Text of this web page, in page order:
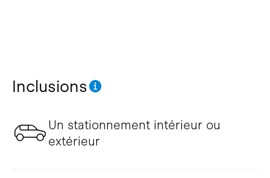
Inclusions
Un stationnement intérieur ou
extérieur